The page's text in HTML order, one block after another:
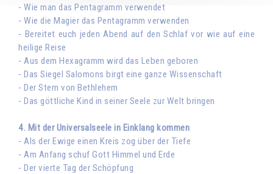
⁃ Wie man das Pentagramm verwendet
⁃ Wie die Magier das Pentagramm verwenden
⁃ Bereitet euch jeden Abend auf den Schlaf vor wie auf eine
heilige Reise
⁃ Aus dem Hexagramm wird das Leben geboren
⁃ Das Siegel Salomons birgt eine ganze Wissenschaft
⁃ Der Stern von Bethlehem
⁃ Das göttliche Kind in seiner Seele zur Welt bringen
4. Mit der Universalseele in Einklang kommen
⁃ Als der Ewige einen Kreis zog über der Tiefe
⁃ Am Anfang schuf Gott Himmel und Erde
⁃ Der vierte Tag der Schöpfung